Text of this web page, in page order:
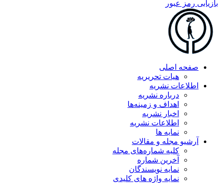
رمز عبور
صفحه اصلی
هیات تحریریه
اطلاعات نشریه
درباره نشریه
اهداف و زمینه‌ها
اخبار نشریه
اطلاعات نشریه
نمایه ها
آرشیو مجله و مقالات
کلیه شماره‌های مجله
آخرین شماره
نمایه نویسندگان
نمایه واژه های کلیدی